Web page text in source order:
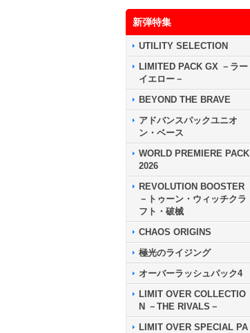
新弾特集
UTILITY SELECTION
LIMITED PACK GX －ラー
イエロー－
BEYOND THE BRAVE
アドバンスパックユニオ
ン・ベース
WORLD PREMIERE PACK
2026
REVOLUTION BOOSTER
－トゥーン・ウィッチクラ
フト・破械
CHAOS ORIGINS
極光のライジング
オーバーラッシュパック4
LIMIT OVER COLLECTIO
N －THE RIVALS－
LIMIT OVER SPECIAL PA